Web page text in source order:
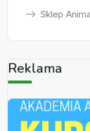
Sklep
Reklama